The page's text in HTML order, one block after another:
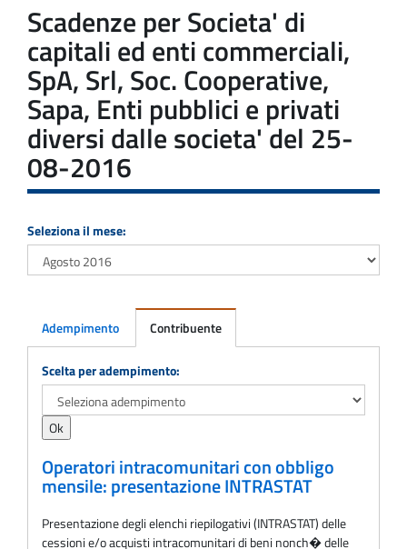
Scadenze per Societa' di
capitali ed enti commerciali,
SpA, Srl, Soc. Cooperative,
Sapa, Enti pubblici e privati
diversi dalle societa' del 25-
08-2016
Seleziona il mese:
Adempimento Contribuente
Adempimento
Scelta per adempimento:
Operatori intracomunitari con obbligo
mensile: presentazione INTRASTAT
Presentazione degli elenchi riepilogativi (INTRASTAT) delle
cessioni e/o acquisti intracomunitari di beni nonch� delle